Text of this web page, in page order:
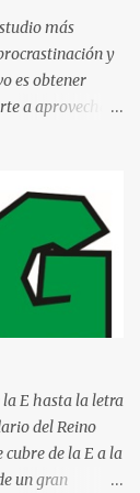
más
y
es obtener
a aprovechar
Consiste
a
seguidas, este
para
lo que permite
información.
frente a los
marcar u...
E hasta la letra
del Reino
de la E a la
un gran